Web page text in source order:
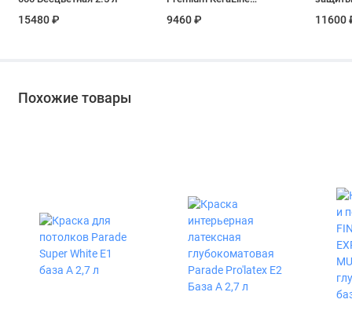
15480 ₽
полуматовая
9460 ₽
в 1
11600
Похожие товары